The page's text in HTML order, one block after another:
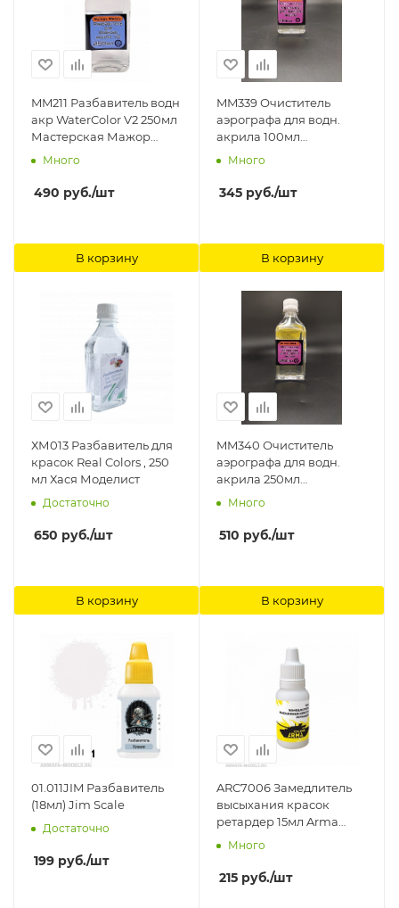
MM211 Разбавитель водн
акр WaterColor V2 250мл
Мастерская Мажор
Моделс
Много
490 руб./шт
В корзину
MM339 Очиститель
аэрографа для водн.
акрила 100мл
Мастерская Мажор
Много
345 руб./шт
В корзину
ХМ013 Разбавитель для
красок Real Colors , 250
мл Хася Моделист
Достаточно
650 руб./шт
В корзину
MM340 Очиститель
аэрографа для водн.
акрила 250мл
Мастерская Мажор
Много
510 руб./шт
В корзину
01.011JIM Разбавитель
(18мл) Jim Scale
Достаточно
199 руб./шт
ARC7006 Замедлитель
высыхания красок
ретардер 15мл Arma
Colors
Много
215 руб./шт